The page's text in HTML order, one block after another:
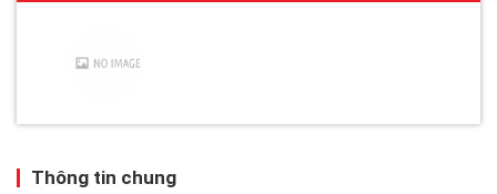
Thông tin chung